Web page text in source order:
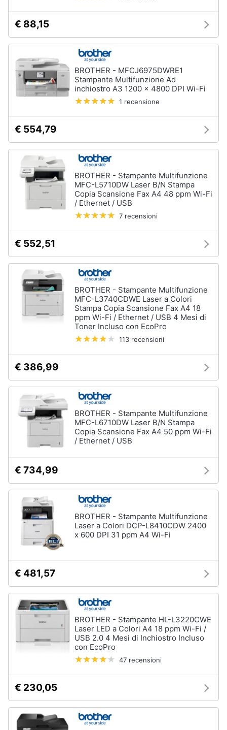
Servizi
Assistenza
clienti
€ 88,15
BROTHER - MFCJ6975DWRE1
Stampante Multifunzione Ad
inchiostro A3 1200 x 4800 DPI Wi-Fi
1 recensione
€ 554,79
BROTHER - Stampante Multifunzione
MFC-L5710DW Laser B/N Stampa
Copia Scansione Fax A4 48 ppm Wi-Fi
/ Ethernet / USB
7 recensioni
€ 552,51
BROTHER - Stampante Multifunzione
MFC-L3740CDWE Laser a Colori
Stampa Copia Scansione Fax A4 18
ppm Wi-Fi / Ethernet / USB 4 Mesi di
Toner Incluso con EcoPro
113 recensioni
€ 386,99
BROTHER - Stampante Multifunzione
MFC-L6710DW Laser B/N Stampa
Copia Scansione Fax A4 50 ppm Wi-Fi
/ Ethernet / USB
€ 734,99
BROTHER - Stampante Multifunzione
Laser a Colori DCP-L8410CDW 2400
x 600 DPI 31 ppm A4 Wi-Fi
€ 481,57
BROTHER - Stampante HL-L3220CWE
Laser LED a Colori A4 18 ppm Wi-Fi /
USB 2.0 4 Mesi di Inchiostro Incluso
con EcoPro
47 recensioni
€ 230,05